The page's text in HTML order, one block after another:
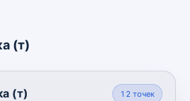
(т)
(т) 12 точек